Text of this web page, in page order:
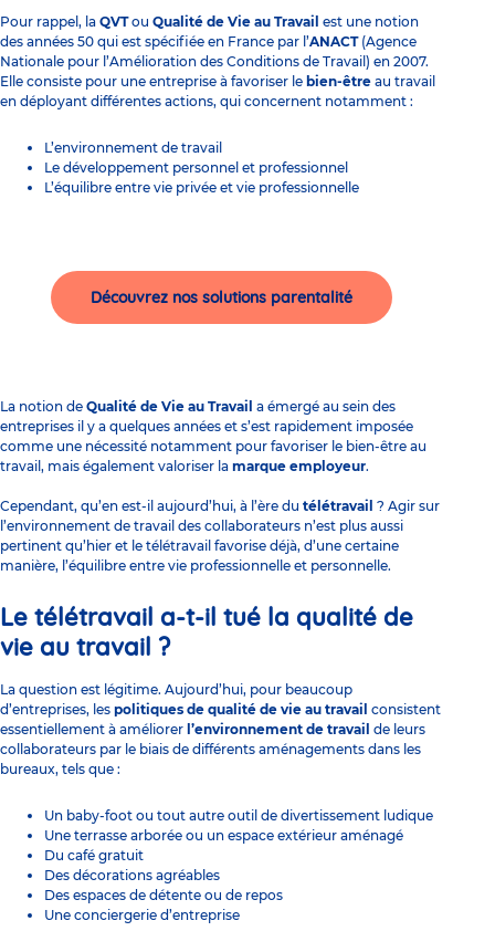
Pour rappel, la QVTou Qualité de Vie au Travail est une notion
des années 50 qui est spécifiée en France par l’ANACT(Agence
Nationale pour l’Amélioration des Conditions de Travail) en 2007.
Elle consiste pour une entreprise à favoriser le bien-être au travail
en déployant différentes actions, qui concernent notamment :
L’environnement de travail
Le développement personnel et professionnel
L’équilibre entre vie privée et vie professionnelle
Découvrez nos solutions parentalité
La notion de Qualité de Vie au Travail a émergé au sein des
entreprises il y a quelques années et s’est rapidement imposée
comme une nécessité notamment pour favoriser le bien-être au
travail, mais également valoriser la marque employeur.
Cependant, qu’en est-il aujourd’hui, à l’ère du télétravail ? Agir sur
l’environnement de travail des collaborateurs n’est plus aussi
pertinent qu’hier et le télétravail favorise déjà, d’une certaine
manière, l’équilibre entre vie professionnelle et personnelle.
Le télétravail a-t-il tué la qualité de
vie au travail ?
La question est légitime. Aujourd’hui, pour beaucoup
d’entreprises, les politiques de qualité de vie au travail consistent
essentiellement à améliorer l’environnement de travail de leurs
collaborateurs par le biais de différents aménagements dans les
bureaux, tels que :
Un baby-foot ou tout autre outil de divertissement ludique
Une terrasse arborée ou un espace extérieur aménagé
Du café gratuit
Des décorations agréables
Des espaces de détente ou de repos
Une conciergerie d’entreprise